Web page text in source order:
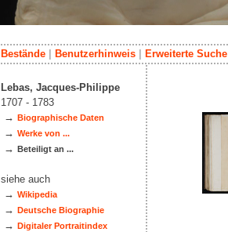
Bestände Benutzerhinweis Erweiterte Suche
Lebas, Jacques-Philippe
1707 - 1783
→ Biographische Daten
→ Werke von ...
→ Beteiligt an ...
siehe auch
→ Wikipedia
→ Deutsche Biographie
→ Digitaler Portraitindex